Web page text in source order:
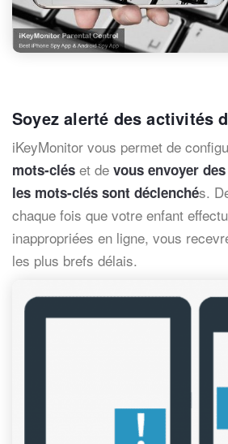
Soyez alerté des activités
iKeyMonitor vous permet de
mots-clés et de vous envoyer
les mots-clés sont déclenchés.
chaque fois que votre enfant
inappropriées en ligne, vous
les plus brefs délais.